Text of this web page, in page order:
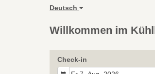
Deutsch
Willkommen im
Check-in